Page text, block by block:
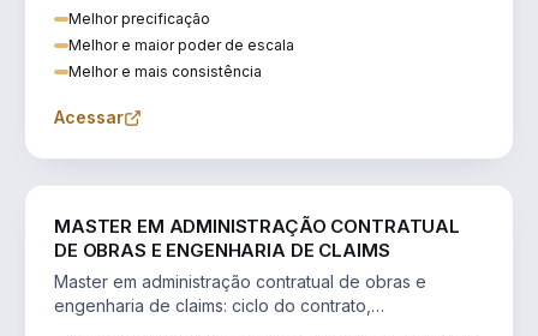
Melhor precificação
Melhor e maior poder de escala
Melhor e mais consistência
Acessar
MASTER EM ADMINISTRAÇÃO CONTRATUAL
DE OBRAS E ENGENHARIA DE CLAIMS
Master em administração contratual de obras e
engenharia de claims: ciclo do contrato,